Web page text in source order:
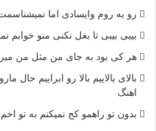
رو به روم وایسادی اما
بیبی بیبی تا بغل نکنی منو خوابم
هر کی بود به جای من مثل من
بالای بالاییم بالا رو ابراییم حال
اهنگ
بدون تو راهمو کج نمیکنم به تو